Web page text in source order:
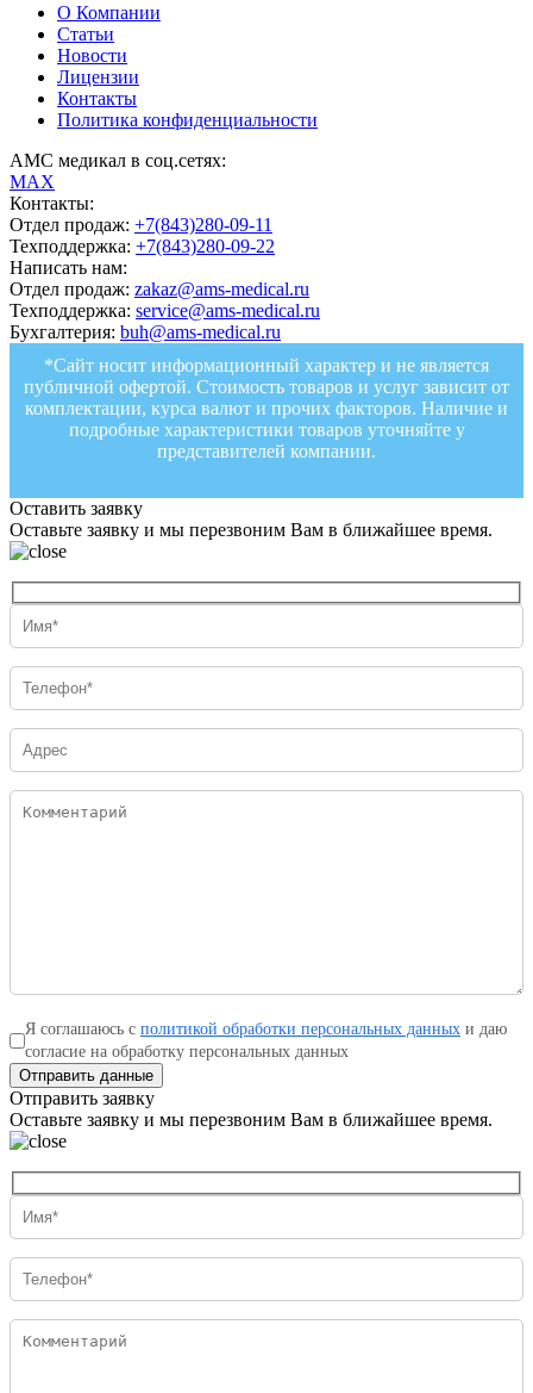
О Компании
Статьи
Новости
Лицензии
Контакты
Политика конфиденциальности
АМС медикал в соц.сетях:
MAX
Контакты:
Отдел продаж: +7(843)280-09-11
Техподдержка: +7(843)280-09-22
Написать нам:
Отдел продаж: zakaz@ams-medical.ru
Техподдержка: service@ams-medical.ru
Бухгалтерия: buh@ams-medical.ru
*Сайт носит информационный характер и не является
публичной офертой. Стоимость товаров и услуг зависит от
комплектации, курса валют и прочих факторов. Наличие и
подробные характеристики товаров уточняйте у
представителей компании.
Оставить заявку
Оставьте заявку и мы перезвоним Вам в ближайшее время.
Я соглашаюсь с политикой обработки персональных данных и даю
согласие на обработку персональных данных
Отправить данные
Отправить заявку
Оставьте заявку и мы перезвоним Вам в ближайшее время.